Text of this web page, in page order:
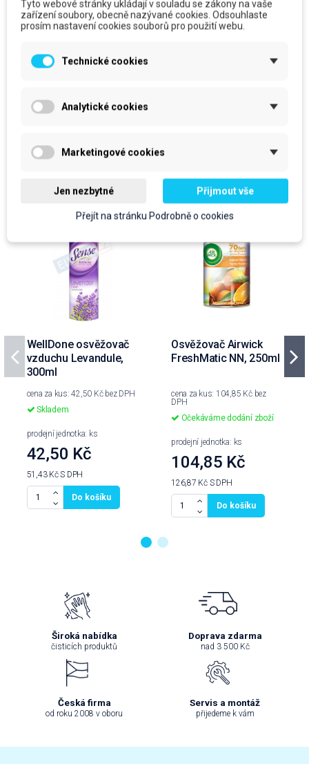
342 Kč
Do košíku
693,50 Kč
Produkty ve stejné kategorii
WellDone osvěžovač
vzduchu Levandule,
300ml
cena za kus: 42,50 Kč bez DPH
Skladem
prodejní jednotka: ks
42,50 Kč
51,43 KčS DPH
Do košíku
Osvěžovač Airwick
FreshMatic NN, 250ml
cena za kus: 104,85 Kč bez
DPH
Očekáváme dodání zboží
prodejní jednotka: ks
104,85 Kč
126,87 Kč S DPH
Do košíku
Široká nabídka
čisticích produktů
Doprava zdarma
nad 3 500 Kč
Česká firma
od roku 2008 v oboru
Servis a montáž
přijedeme k vám
Tyto webové stránky ukládají v souladu se zákony na vaše
zařízení soubory, obecně nazývané cookies. Odsouhlaste
prosím nastavení cookies souborů pro použití webu.
Technické cookies
Analytické cookies
Marketingové cookies
Jen nezbytné Přijmout vše
Přejít na stránku Podrobně o cookies